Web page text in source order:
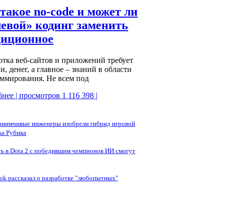
no-code и может ли
кодинг заменить
веб-сайтов и приложений требует
денег, а главное – знаний в области
Не всем под
| просмотров 1 116 398 |
инженеры изобрели гибрид игровой
Рубика
в Dota 2 с победившим чемпионов ИИ смогут
рассказал о разработке "любопытных"